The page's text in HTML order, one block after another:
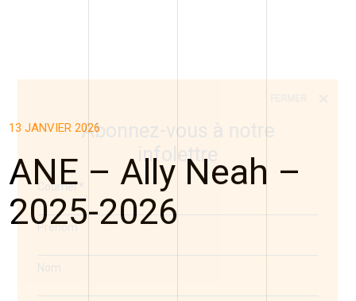
13 JANVIER 2026
ANE – Ally Neah –
2025-2026
FERMER
Abonnez-vous à notre
infolettre
Courriel*
Prénom
Nom